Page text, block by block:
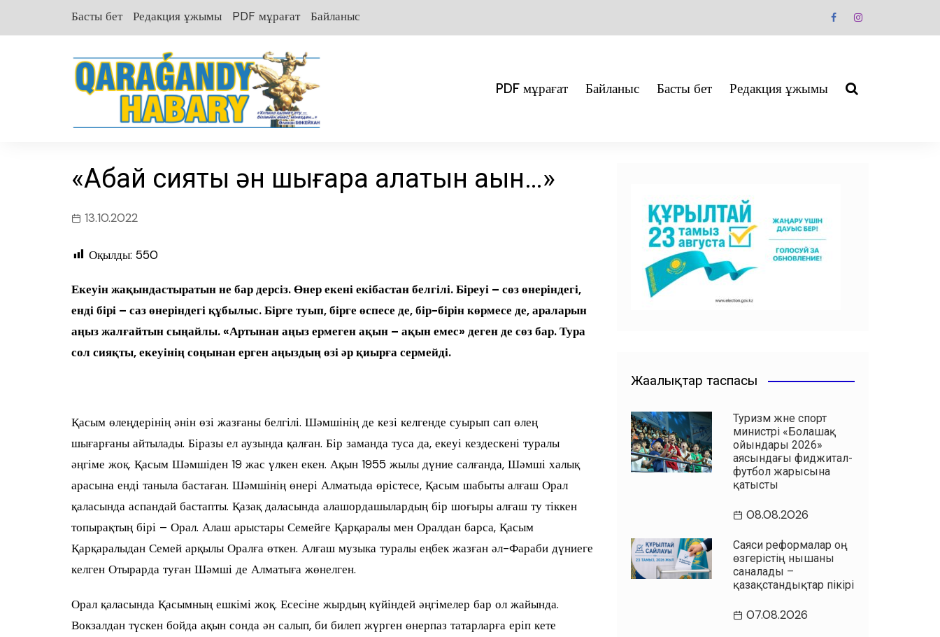
Басты бет Редакция ұжымы PDF мұрағат Байланыс
PDF мұрағат Байланыс Басты бет Редакция ұжымы
«Абай сияқты ән шығара алатын ақын…»
13.10.2022
Оқылды: 550
Екеуін жақындастыратын не бар дерсіз. Өнер екені екібастан белгілі. Біреуі – сөз өнеріндегі,
енді бірі – саз өнеріндегі құбылыс. Бірге туып, бірге өспесе де, бір-бірін көрмесе де, араларын
аңыз жалғайтын сыңайлы. «Артынан аңыз ермеген ақын – ақын емес» деген де сөз бар. Тура
сол сияқты, екеуінің соңынан ерген аңыздың өзі әр қиырға сермейді.
Қасым өлеңдерінің әнін өзі жазғаны белгілі. Шәмшінің де кезі келгенде суырып сап өлең
шығарғаны айтылады. Біразы ел аузында қалған. Бір заманда туса да, екеуі кездескені туралы
әңгіме жоқ. Қасым Шәмшіден 19 жас үлкен екен. Ақын 1955 жылы дүние салғанда, Шәмші халық
арасына енді таныла бастаған. Шәмшінің өнері Алматыда өрістесе, Қасым шабыты алғаш Орал
қаласында аспандай бастапты. Қазақ даласында алашордашылардың бір шоғыры алғаш ту тіккен
топырақтың бірі – Орал. Алаш арыстары Семейге Қарқаралы мен Оралдан барса, Қасым
Қарқаралыдан Семей арқылы Оралға өткен. Алғаш музыка туралы еңбек жазған әл-Фараби дүниеге
келген Отырарда туған Шәмші де Алматыға жөнелген.
Орал қаласында Қасымның ешкімі жоқ. Есесіне жырдың күйіндей әңгімелер бар ол жайында.
Вокзалдан түскен бойда ақын сонда ән салып, би билеп жүрген өнерпаз татарларға еріп кете
Жаңалықтар таспасы
Туризм және спорт
министрі «Болашақ
ойындары 2026»
аясындағы фиджитал-
футбол жарысына
қатысты
08.08.2026
Саяси реформалар оң
өзгерістің нышаны
саналады –
қазақстандықтар пікірі
07.08.2026